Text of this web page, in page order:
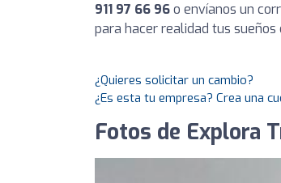
911 97 66 96o envíanos un
para hacer realidad tus sueños
¿Quieres solicitar un cambio?
¿Es esta tu empresa? Crea una
Fotos de Explora